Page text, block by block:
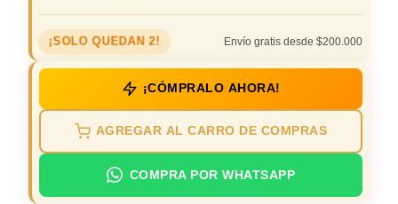
¡SOLO QUEDAN 2! Envío gratis desde $200.000
¡CÓMPRALO AHORA!
AGREGAR AL CARRO DE COMPRAS
COMPRA POR WHATSAPP